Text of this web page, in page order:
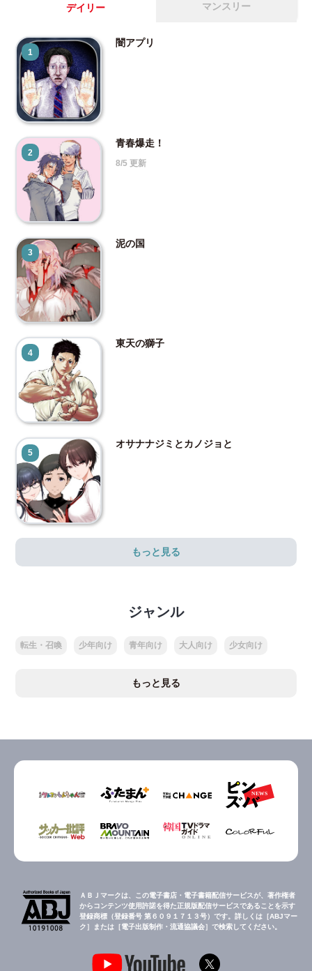
デイリー マンスリー
1
闇アプリ
2
青春爆走！
8/5 更新
3
泥の国
4
東天の獅子
5
オサナナジミとカノジョと
もっと見る
ジャンル
転生・召喚 少年向け 青年向け 大人向け 少女向け
もっと見る
ＡＢＪマークは、この電子書店・電子書籍配信サービスが、著作権者
からコンテンツ使用許諾を得た正規版配信サービスであることを示す
登録商標（登録番号 第６０９１７１３号）です。詳しくは［ABJマー
ク］または［電子出版制作・流通協議会］で検索してください。